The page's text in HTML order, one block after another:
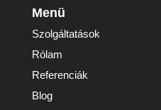
Menü
Szolgáltatások
Rólam
Referenciák
Blog